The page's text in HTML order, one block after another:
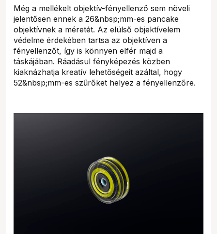
Még a mellékelt objektív-fényellenző sem növeli
jelentősen ennek a 26&nbsp;mm-es pancake
objektívnek a méretét. Az elülső objektívelem
védelme érdekében tartsa az objektíven a
fényellenzőt, így is könnyen elfér majd a
táskájában. Ráadásul fényképezés közben
kiaknázhatja kreatív lehetőségeit azáltal, hogy
52&nbsp;mm-es szűrőket helyez a fényellenzőre.